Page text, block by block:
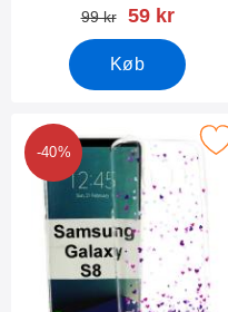
pris
99 kr pris
59 kr
Køb
-40%
tPU Designcover